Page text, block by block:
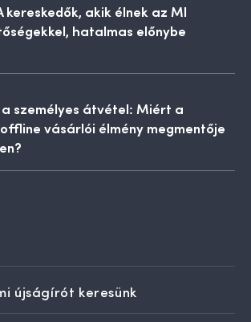
kereskedők, akik élnek az MI
hatalmas előnybe
a személyes átvétel: Miért a
vásárlói élmény megmentője
újságírót keresünk